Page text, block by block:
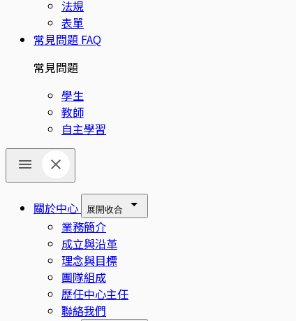
法規
表單
常見問題 FAQ
常見問題
學生
教師
自主學習
關於中心 展開收合
業務簡介
成立與沿革
理念與目標
團隊組成
歷任中心主任
聯絡我們